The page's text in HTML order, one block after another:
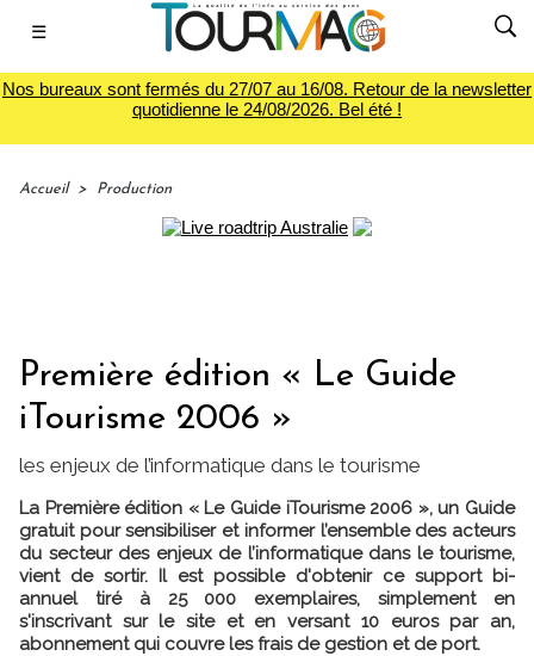
☰
Nos bureaux sont fermés du 27/07 au 16/08. Retour de la newsletter
quotidienne le 24/08/2026. Bel été !
Accueil > Production
Première édition « Le Guide
iTourisme 2006 »
les enjeux de l’informatique dans le tourisme
La Première édition « Le Guide iTourisme 2006 », un Guide
gratuit pour sensibiliser et informer l’ensemble des acteurs
du secteur des enjeux de l’informatique dans le tourisme,
vient de sortir. Il est possible d'obtenir ce support bi-
annuel tiré à 25 000 exemplaires, simplement en
s'inscrivant sur le site et en versant 10 euros par an,
abonnement qui couvre les frais de gestion et de port.